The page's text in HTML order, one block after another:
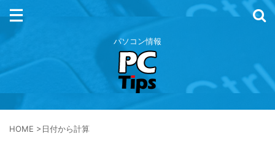
パソコン情報
HOME >日付から計算